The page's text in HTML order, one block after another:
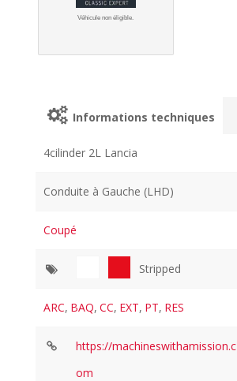
Véhicule non éligible.
Informations techniques
4cilinder 2L Lancia
Conduite à Gauche (LHD)
Coupé
Stripped
ARC, BAQ, CC, EXT, PT, RES
https://machineswithamission.c
om